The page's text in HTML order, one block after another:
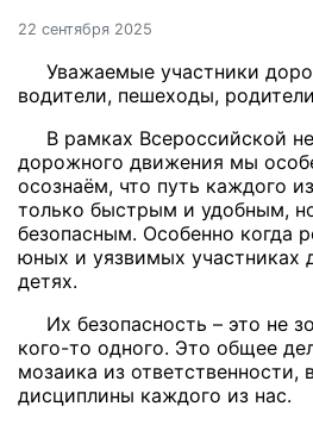
22 сентября 2025
Уважаемые участники
водители, пешеходы,
В рамках Всероссийской
дорожного движения мы
осознаём, что путь каждого
только быстрым и удобным,
безопасным. Особенно когда
юных и уязвимых участниках
детях.
Их безопасность – это не
кого-то одного. Это общее
мозаика из ответственности,
дисциплины каждого из нас.